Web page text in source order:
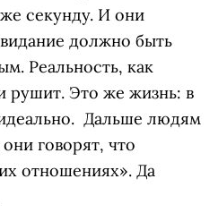
секунду. И они
должно быть
Реальность, как
рушит. Это же жизнь: в
Дальше людям
говорят, что
отношениях». Да